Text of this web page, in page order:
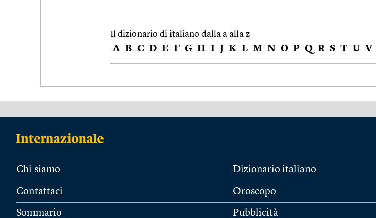
Il dizionario di italiano dalla a alla z
A B C D E F G H I J K L M N O P Q R S T U V
Chi siamo
Contattaci
Sommario
Dizionario italiano
Oroscopo
Pubblicità